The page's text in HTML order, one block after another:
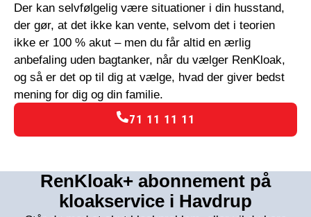
Der kan selvfølgelig være situationer i din husstand,
der gør, at det ikke kan vente, selvom det i teorien
ikke er 100 % akut – men du får altid en ærlig
anbefaling uden bagtanker, når du vælger RenKloak,
og så er det op til dig at vælge, hvad der giver bedst
mening for dig og din familie.
71 11 11 11
RenKloak+ abonnement på
kloakservice i Havdrup